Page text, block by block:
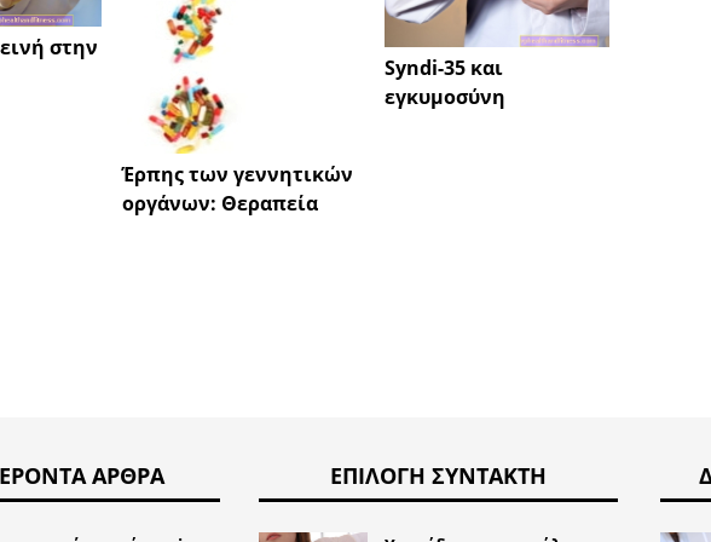
στην
Έρπης των γεννητικών
οργάνων: Θεραπεία
Syndi-35 και
εγκυμοσύνη
ΆΡΘΡΑ ΕΠΙΛΟΓΉ ΣΥΝΤΆΚΤΗ